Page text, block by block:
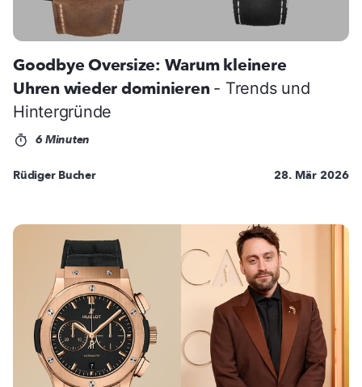
Goodbye Oversize: Warum kleinere
Uhren wieder dominieren - Trends und
Hintergründe
6 Minuten
Rüdiger Bucher 28. Mär 2026